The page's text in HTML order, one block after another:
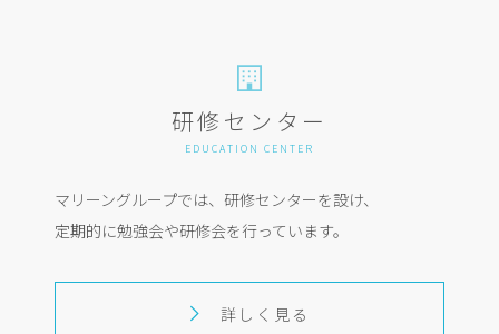
研修センター
EDUCATION CENTER
マリーングループでは、研修センターを設け、
定期的に勉強会や研修会を行っています。
詳しく見る